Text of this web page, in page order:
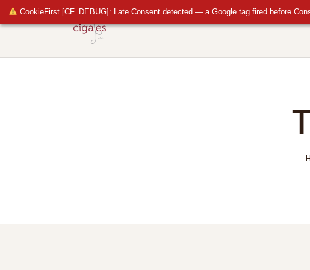
CookieFirst [CF_DEBUG]: Late Consent detected — a Google tag fired before